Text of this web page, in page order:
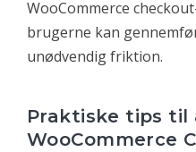
WooCommerce
brugerne kan
unødvendig friktion.
Praktiske tips til
WooCommerce